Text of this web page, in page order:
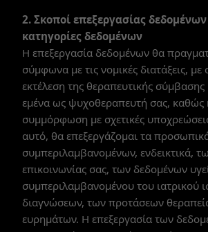
2. Σκοποί επεξεργασίας δεδομένων
κατηγορίες δεδομένων
Η επεξεργασία δεδομένων θα
σύμφωνα με τις νομικές διατάξεις,
εκτέλεση της θεραπευτικής σύμβασης
εμένα ως ψυχοθεραπευτή σας, καθώς
συμμόρφωση με σχετικές
αυτό, θα επεξεργάζομαι τα
συμπεριλαμβανομένων, ενδεικτικά,
επικοινωνίας σας, των δεδομένων
συμπεριλαμβανομένου του ιατρικού
διαγνώσεων, των προτάσεων
ευρημάτων. Η επεξεργασία των